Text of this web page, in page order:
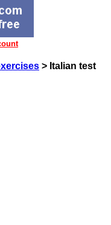
> Italian test